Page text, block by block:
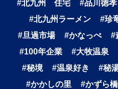
#北九州 住宅
#品川徳孝
#北九州ラーメン
#珍
#旦過市場
#かなっぺ #
#100年企業
#大牧温泉
#秘境
#温泉好き #秘
#かかしの里
#かずら橋